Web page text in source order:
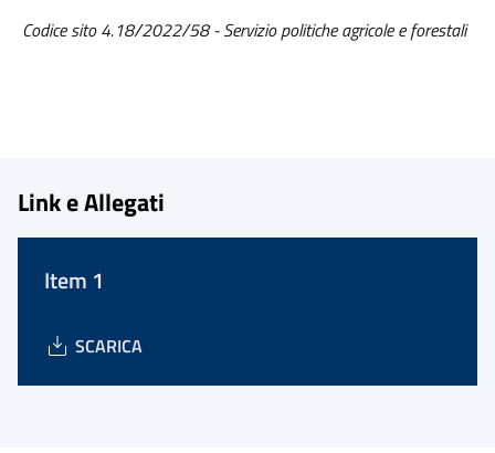
Codice sito 4.18/2022/58 - Servizio politiche agricole e forestali
Link e Allegati
Item 1
SCARICA